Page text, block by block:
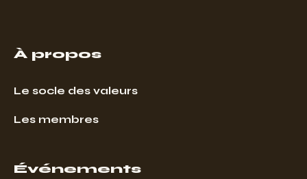
À propos
Le socle des valeurs
Les membres
Événements